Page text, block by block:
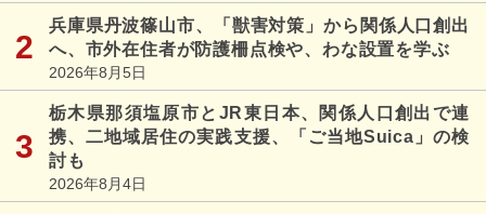
兵庫県丹波篠山市、「獣害対策」から関係人口創出
へ、市外在住者が防護柵点検や、わな設置を学ぶ
2026年8月5日
栃木県那須塩原市とJR東日本、関係人口創出で連
携、二地域居住の実践支援、「ご当地Suica」の検
討も
2026年8月4日